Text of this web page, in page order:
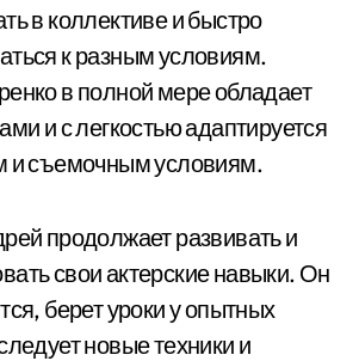
в коллективе и быстро
к разным условиям.
в полной мере обладает
и с легкостью адаптируется
и съемочным условиям.
продолжает развивать и
свои актерские навыки. Он
берет уроки у опытных
новые техники и